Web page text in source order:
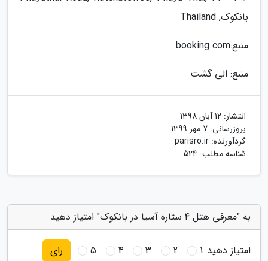
بانکوک, Thailand
منبع:booking.com
منبع: الی گشت
انتشار: 12 آبان 1398
بروزرسانی: 7 مهر 1399
گردآورنده: parisro.ir
شناسه مطلب: 524
به "معرفی هتل 4 ستاره آسیا در بانکوک" امتیاز دهید
امتیاز دهید:1
2
3
4
5 رای